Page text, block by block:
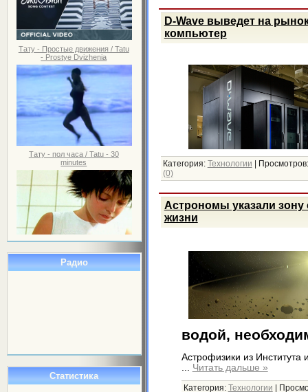
Тату - Простые движения / Tatu
- Prostye Dvizhenia
Тату - пол часа / Tatu - 30
minutes
Радио
Статистика
D-Wave выведет на
компьютер
Категория: Технологии | Просмотров:
(0)
Астрономы указали
жизни
водой,
Астрофизики из
Читать дальше »
Категория: Технологии |